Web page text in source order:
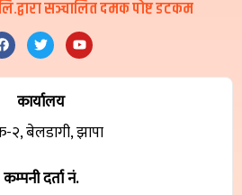
सञ्चालित दमक पोष्ट डटकम
कार्यालय
बेलडागी, झापा
कम्पनी दर्ता नं.